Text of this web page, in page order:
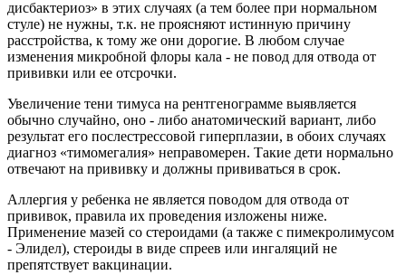
дисбактериоз» в этих случаях (а тем более при нормальном
стуле) не нужны, т.к. не проясняют истинную причину
расстройства, к тому же они дорогие. В любом случае
изменения микробной флоры кала - не повод для отвода от
прививки или ее отсрочки.
Увеличение тени тимуса на рентгенограмме выявляется
обычно случайно, оно - либо анатомический вариант, либо
результат его послестрессовой гиперплазии, в обоих случаях
диагноз «тимомегалия» неправомерен. Такие дети нормально
отвечают на прививку и должны прививаться в срок.
Аллергия у ребенка не является поводом для отвода от
прививок, правила их проведения изложены ниже.
Применение мазей со стероидами (а также с пимекролимусом
- Элидел), стероиды в виде спреев или ингаляций не
препятствует вакцинации.